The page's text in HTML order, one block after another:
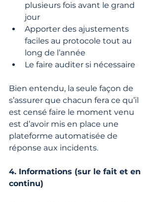
plusieurs fois avant le grand
jour
Apporter des ajustements
faciles au protocole tout au
long de l’année
Le faire auditer si nécessaire
Bien entendu, la seule façon de
s’assurer que chacun fera ce qu’il
est censé faire le moment venu
est d’avoir mis en place une
plateforme automatisée de
réponse aux incidents.
4. Informations (sur le fait et en
continu)